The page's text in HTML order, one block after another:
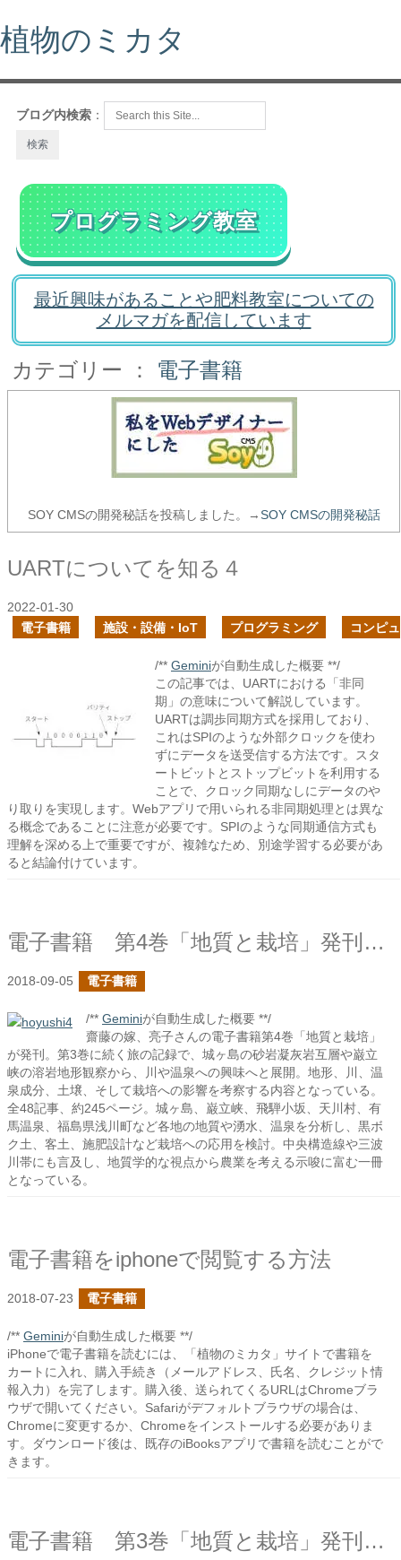
植物のミカタ
ブログ内検索 ：
プログラミング教室
最近興味があることや肥料教室についての
メルマガを配信しています
カテゴリー ： 電子書籍
SOY CMSの開発秘話を投稿しました。→SOY CMSの開発秘話
UARTについてを知る４
2022-01-30
電子書籍
施設・設備・IoT プログラミング コンピ
/** Geminiが自動生成した概要 **/
この記事では、UARTにおける「非同
期」の意味について解説しています。
UARTは調歩同期方式を採用しており、
これはSPIのような外部クロックを使わ
ずにデータを送受信する方法です。スタ
ートビットとストップビットを利用する
ことで、クロック同期なしにデータのや
り取りを実現します。Webアプリで用いられる非同期処理とは異な
る概念であることに注意が必要です。SPIのような同期通信方式も
理解を深める上で重要ですが、複雑なため、別途学習する必要があ
ると結論付けています。
電子書籍 第4巻「地質と栽培」発刊しました！
2018-09-05 電子書籍
/** Geminiが自動生成した概要 **/
齋藤の嫁、亮子さんの電子書籍第4巻「地質と栽培」
が発刊。第3巻に続く旅の記録で、城ヶ島の砂岩凝灰岩互層や巌立
峡の溶岩地形観察から、川や温泉への興味へと展開。地形、川、温
泉成分、土壌、そして栽培への影響を考察する内容となっている。
全48記事、約245ページ。城ヶ島、巌立峡、飛騨小坂、天川村、有
馬温泉、福島県浅川町など各地の地質や湧水、温泉を分析し、黒ボ
ク土、客土、施肥設計など栽培への応用を検討。中央構造線や三波
川帯にも言及し、地質学的な視点から農業を考える示唆に富む一冊
となっている。
電子書籍をiphoneで閲覧する方法
2018-07-23 電子書籍
/** Geminiが自動生成した概要 **/
iPhoneで電子書籍を読むには、「植物のミカタ」サイトで書籍を
カートに入れ、購入手続き（メールアドレス、氏名、クレジット情
報入力）を完了します。購入後、送られてくるURLはChromeブラ
ウザで開いてください。Safariがデフォルトブラウザの場合は、
Chromeに変更するか、Chromeをインストールする必要がありま
す。ダウンロード後は、既存のiBooksアプリで書籍を読むことがで
きます。
電子書籍 第3巻「地質と栽培」発刊しました！